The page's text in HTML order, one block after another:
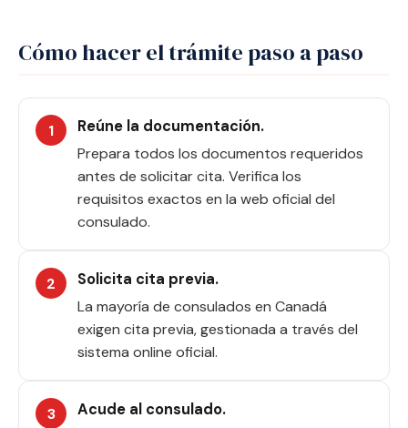
Cómo hacer el trámite paso a paso
Reúne la documentación.
Prepara todos los documentos requeridos
antes de solicitar cita. Verifica los
requisitos exactos en la web oficial del
consulado.
Solicita cita previa.
La mayoría de consulados en Canadá
exigen cita previa, gestionada a través del
sistema online oficial.
Acude al consulado.